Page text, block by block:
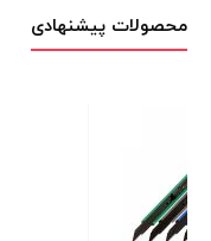
محصولات پیشنهادی